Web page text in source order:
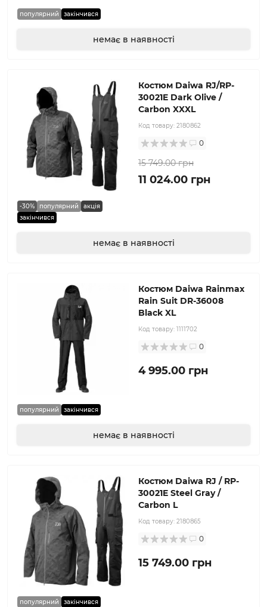
популярний закінчився
немає в наявності
-30% популярний
акція
закінчився
Костюм Daiwa RJ/RP-
30021E Dark Olive /
Carbon XXXL
Код товару: 2180862
0
15 749.00 грн
11 024.00 грн
немає в наявності
популярний закінчився
Костюм Daiwa Rainmax
Rain Suit DR-36008
Black XL
Код товару: 1111702
0
4 995.00 грн
немає в наявності
популярний закінчився
Костюм Daiwa RJ / RP-
30021E Steel Gray /
Carbon L
Код товару: 2180865
0
15 749.00 грн